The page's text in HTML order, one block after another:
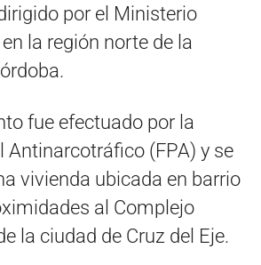
por el Ministerio
la región norte de la
fue efectuado por la
Antinarcotráfico (FPA) y se
vivienda ubicada en barrio
al Complejo
la ciudad de Cruz del Eje.